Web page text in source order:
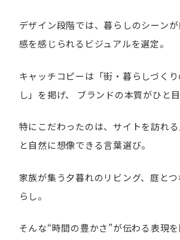
デザイン段階では、暮らしのシーンが
感を感じられるビジュアルを選定。
キャッチコピーは「街・暮らしづく
し」を掲げ、
ブランドの本質がひと
特にこだわったのは、サイトを訪れ
と自然に想像できる言葉選び。
家族が集う夕暮れのリビング、庭とつ
らし。
そんな“時間の豊かさ”が伝わる表現